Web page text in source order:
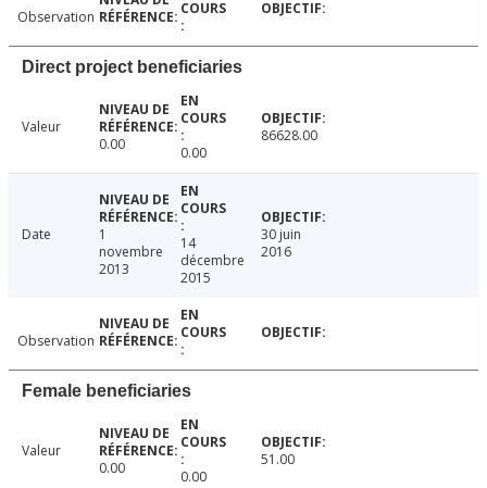
Observation
Direct project beneficiaries
Valeur
0.00
0.00
86628.00
Date
1
novembre
2013
14
décembre
2015
30 juin
2016
Observation
Female beneficiaries
Valeur
0.00
0.00
51.00